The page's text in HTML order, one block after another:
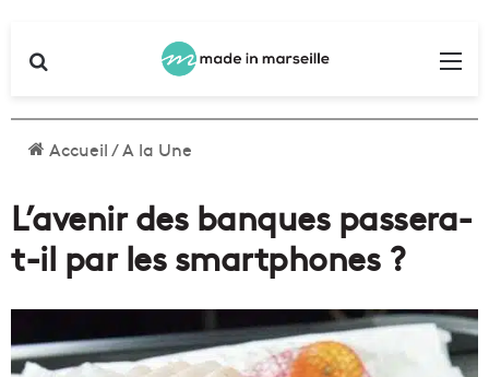
Accueil/A la Une
L’avenir des banques passera-
t-il par les smartphones ?